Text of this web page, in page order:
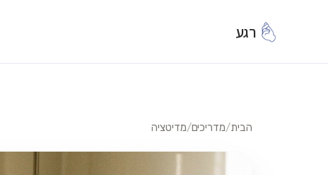
רגע
הבית/מדריכים/מדיטציה